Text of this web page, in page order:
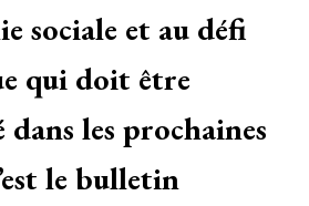
sociale et au défi
qui doit être
les prochaines
le bulletin